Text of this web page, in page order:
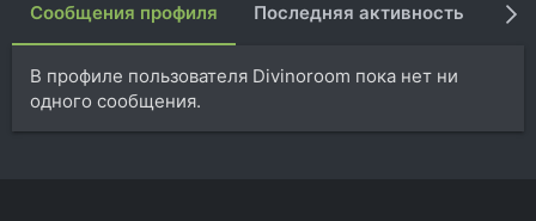
Сообщения профиля Последняя активность
В профиле пользователя Divinoroom пока нет ни
одного сообщения.